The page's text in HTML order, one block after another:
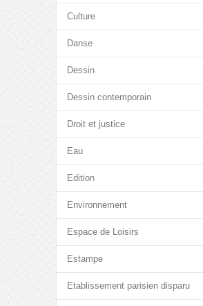
Culture
Danse
Dessin
Dessin contemporain
Droit et justice
Eau
Edition
Environnement
Espace de Loisirs
Estampe
Etablissement parisien disparu